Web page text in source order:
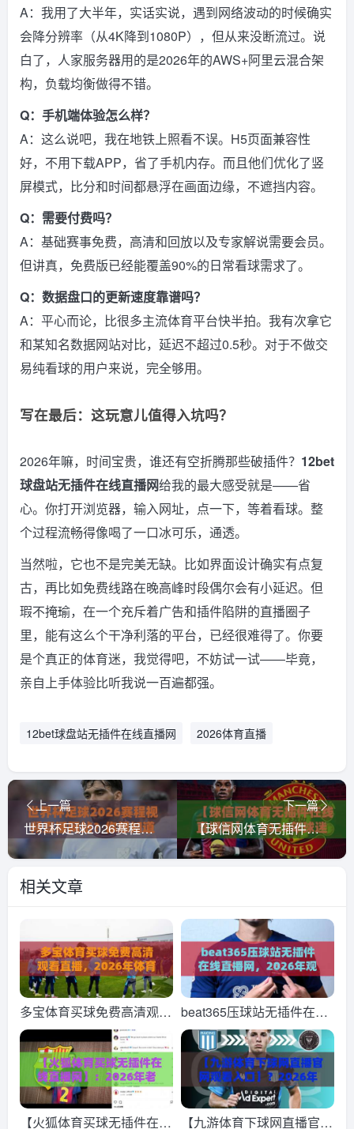
A：我用了大半年，实话实说，遇到网络波动的时候确实
会降分辨率（从4K降到1080P），但从来没断流过。说
白了，人家服务器用的是2026年的AWS+阿里云混合架
构，负载均衡做得不错。
Q：手机端体验怎么样？
A：这么说吧，我在地铁上照看不误。H5页面兼容性
好，不用下载APP，省了手机内存。而且他们优化了竖
屏模式，比分和时间都悬浮在画面边缘，不遮挡内容。
Q：需要付费吗？
A：基础赛事免费，高清和回放以及专家解说需要会员。
但讲真，免费版已经能覆盖90%的日常看球需求了。
Q：数据盘口的更新速度靠谱吗？
A：平心而论，比很多主流体育平台快半拍。我有次拿它
和某知名数据网站对比，延迟不超过0.5秒。对于不做交
易纯看球的用户来说，完全够用。
写在最后：这玩意儿值得入坑吗？
2026年嘛，时间宝贵，谁还有空折腾那些破插件？ 12bet
球盘站无插件在线直播网给我的最大感受就是——省
心。你打开浏览器，输入网址，点一下，等着看球。整
个过程流畅得像喝了一口冰可乐，通透。
当然啦，它也不是完美无缺。比如界面设计确实有点复
古，再比如免费线路在晚高峰时段偶尔会有小延迟。但
瑕不掩瑜，在一个充斥着广告和插件陷阱的直播圈子
里，能有这么个干净利落的平台，已经很难得了。你要
是个真正的体育迷，我觉得吧，不妨试一试——毕竟，
亲自上手体验比听我说一百遍都强。
12bet球盘站无插件在线直播网 2026体育直播
上一篇
世界杯足球2026赛程视频直播网站？你想知道的都在这儿（世界杯足球2026赛程视频直播网站）
下一篇
【球信网体育无插件在线直播网】：2026年球迷必备的观赛新选择
相关文章
多宝体育买球免费高清观看
直播，2026年体育迷的新
选择！
beat365压球站无插件在线
直播网，2026年观赛体验
大揭秘
【火狐体育买球无插件在线 【九游体育下球网直播官网